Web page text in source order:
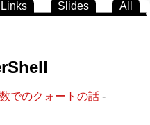
Links Slides All
でのクォートの話 -